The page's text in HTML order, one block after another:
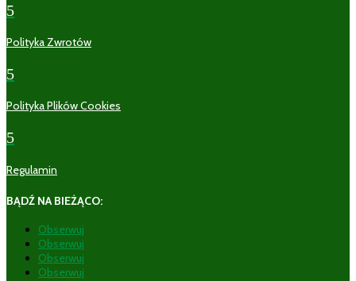
5
Polityka Zwrotów
5
Polityka Plików Cookies
5
Regulamin
BĄDŹ NA BIEŻĄCO:
Obserwuj
Obserwuj
Obserwuj
Obserwuj